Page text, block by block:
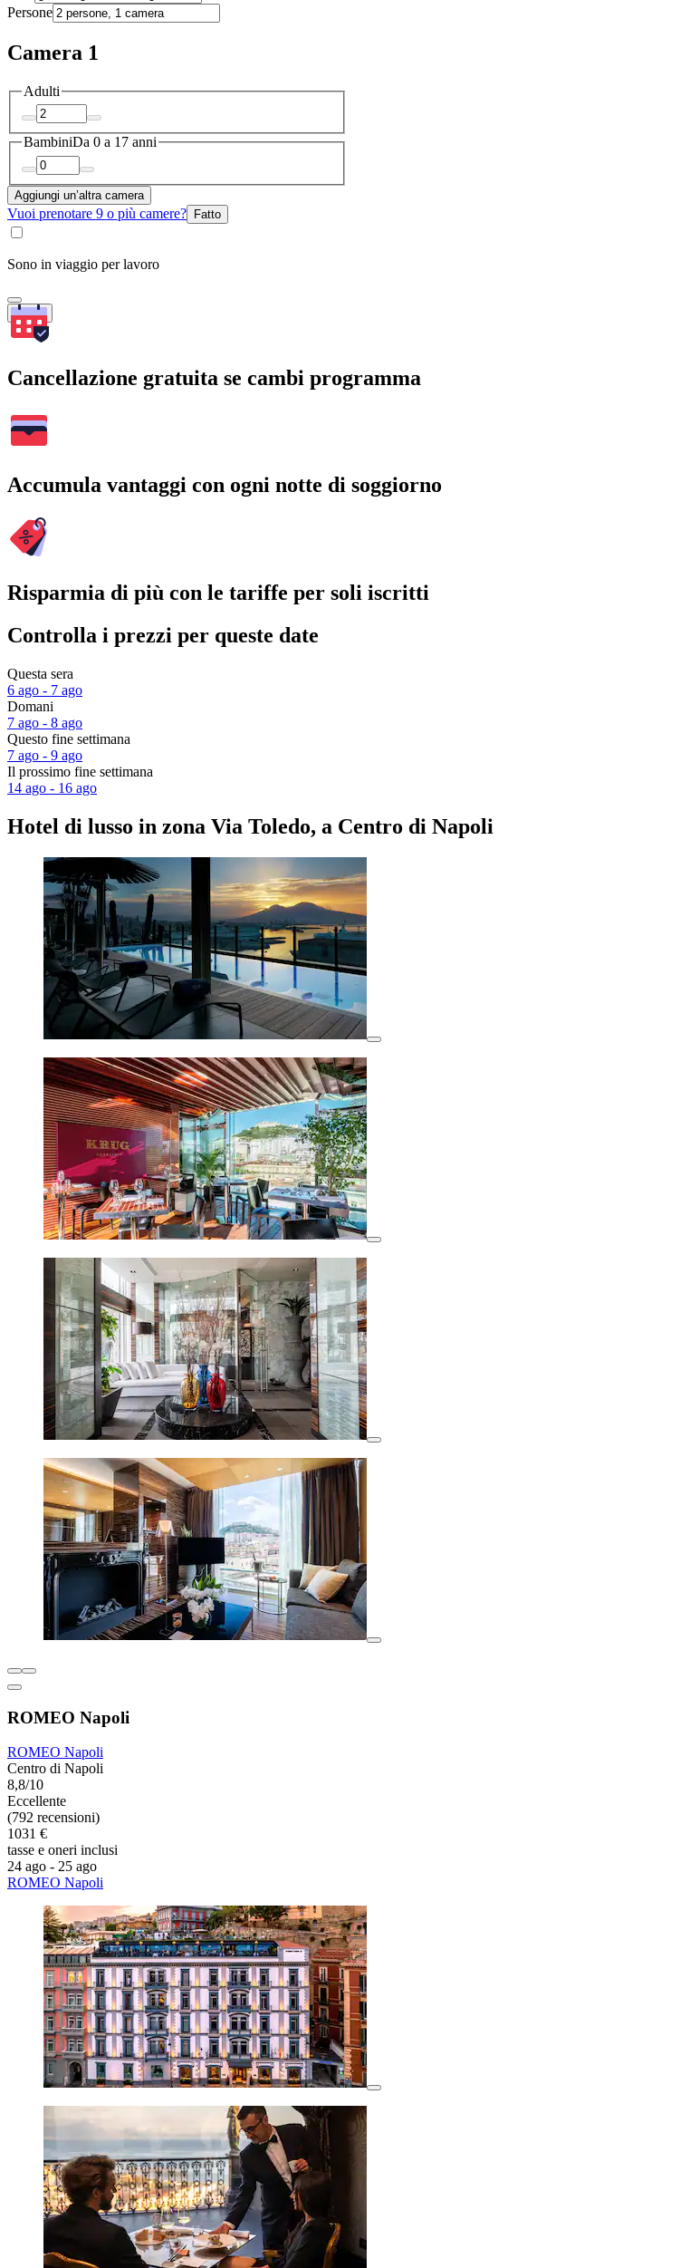
Persone
Camera 1
Adulti
BambiniDa 0 a 17 anni
Aggiungi un’altra camera
Vuoi prenotare 9 o più camere? Fatto
Sono in viaggio per lavoro
Cerca
Cancellazione gratuita se cambi programma
Accumula vantaggi con ogni notte di soggiorno
Risparmia di più con le tariffe per soli iscritti
Controlla i prezzi per queste date
Questa sera
6 ago - 7 ago
Domani
7 ago - 8 ago
Questo fine settimana
7 ago - 9 ago
Il prossimo fine settimana
14 ago - 16 ago
Hotel di lusso in zona Via Toledo, a Centro di Napoli
ROMEO Napoli
ROMEO Napoli
Centro di Napoli
8,8/10
Eccellente
(792 recensioni)
1031 €
tasse e oneri inclusi
24 ago - 25 ago
ROMEO Napoli